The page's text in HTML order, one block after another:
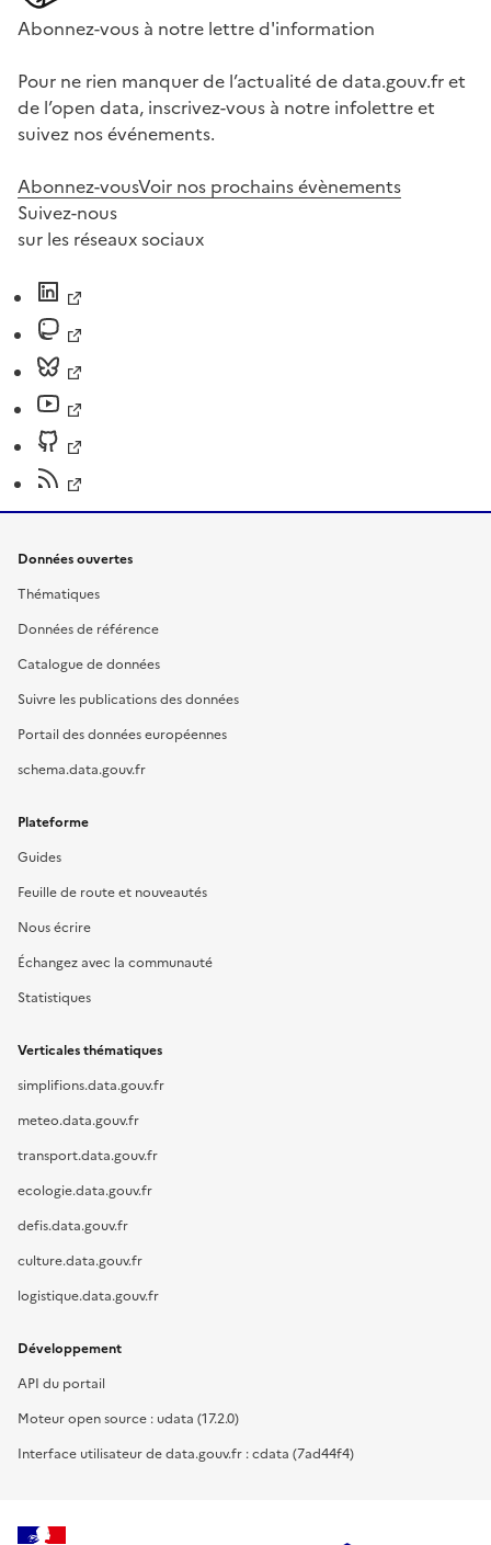
Abonnez-vous à notre lettre d'information
Pour ne rien manquer de l’actualité de data.gouv.fr et
de l’open data, inscrivez-vous à notre infolettre et
suivez nos événements.
Abonnez-vousVoir nos prochains évènements
Suivez-nous
sur les réseaux sociaux
Données ouvertes
Thématiques
Données de référence
Catalogue de données
Suivre les publications des données
Portail des données européennes
schema.data.gouv.fr
Plateforme
Guides
Feuille de route et nouveautés
Nous écrire
Échangez avec la communauté
Statistiques
Verticales thématiques
simplifions.data.gouv.fr
meteo.data.gouv.fr
transport.data.gouv.fr
ecologie.data.gouv.fr
defis.data.gouv.fr
culture.data.gouv.fr
logistique.data.gouv.fr
Développement
API du portail
Moteur open source : udata (17.2.0)
Interface utilisateur de data.gouv.fr : cdata (7ad44f4)